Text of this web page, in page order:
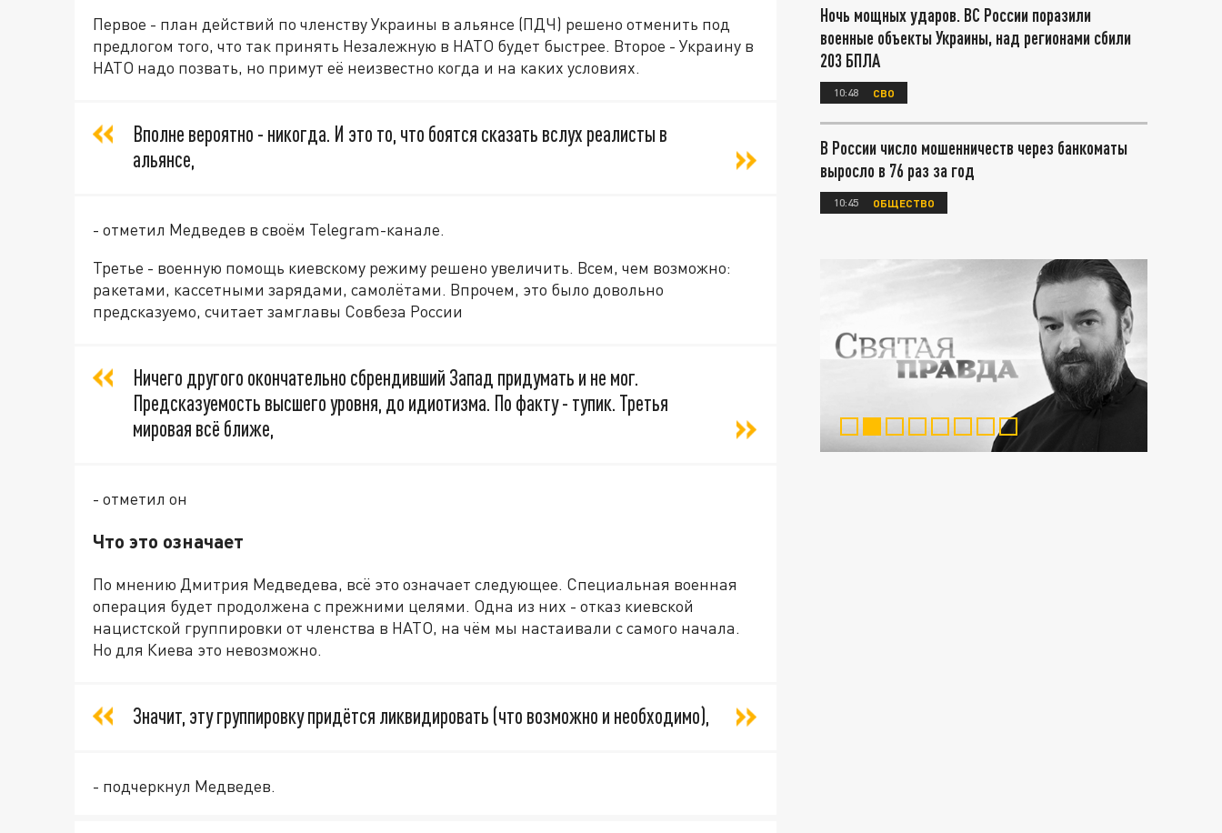
Первое - план действий по членству Украины в альянсе (ПДЧ) решено отменить под
предлогом того, что так принять Незалежную в НАТО будет быстрее. Второе - Украину в
НАТО надо позвать, но примут её неизвестно когда и на каких условиях.
Вполне вероятно - никогда. И это то, что боятся сказать вслух реалисты в
альянсе,
- отметил Медведев в своём Telegram-канале.
Третье - военную помощь киевскому режиму решено увеличить. Всем, чем возможно:
ракетами, кассетными зарядами, самолётами. Впрочем, это было довольно
предсказуемо, считает замглавы Совбеза России
Ничего другого окончательно сбрендивший Запад придумать и не мог.
Предсказуемость высшего уровня, до идиотизма. По факту - тупик. Третья
мировая всё ближе,
- отметил он
Что это означает
По мнению Дмитрия Медведева, всё это означает следующее. Специальная военная
операция будет продолжена с прежними целями. Одна из них - отказ киевской
нацистской группировки от членства в НАТО, на чём мы настаивали с самого начала.
Но для Киева это невозможно.
Значит, эту группировку придётся ликвидировать (что возможно и необходимо),
- подчеркнул Медведев.
Ночь мощных ударов. ВС России поразили
военные объекты Украины, над регионами сбили
203 БПЛА
10:48 СВО
В России число мошенничеств через банкоматы
выросло в 76 раз за год
10:45 ОБЩЕСТВО